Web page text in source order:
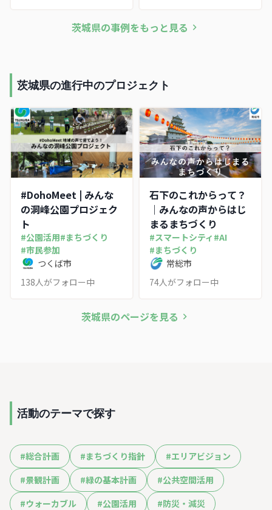
向け次世代モビリティの導
を進めている。
移行を進める。実現すれば
茨城県の事例をもっと見る
茨城県の進行中のプロジェクト
#DohoMeet | みんな
の洞峰公園プロジェク
ト
#公園活用#まちづくり
#市民参加
つくば市
138人がフォロー中
石下のこれからって？
｜みんなの声からはじ
まるまちづくり
#スマートシティ #AI
#まちづくり
常総市
74人がフォロー中
茨城県のページを見る
活動のテーマで探す
#総合計画 #まちづくり指針 #エリアビジョン
#景観計画 #緑の基本計画 #公共空間活用
#ウォーカブル #公園活用 #防災・減災